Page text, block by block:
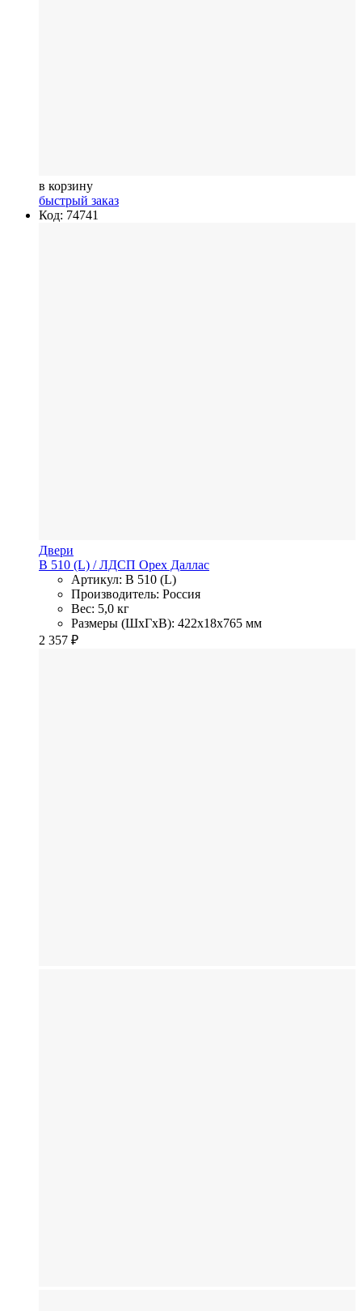
в корзину
быстрый заказ
Код: 74741
Двери
B 510 (L) / ЛДСП Орех Даллас
Артикул: B 510 (L)
Производитель: Россия
Вес: 5,0 кг
Размеры (ШхГхВ): 422x18x765 мм
2 357 ₽